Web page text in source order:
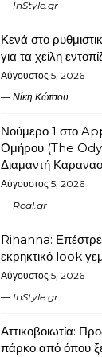
InStyle.gr
Κενά στο
για τα χείλη
Αύγουστος 5, 2026
Νίκη Κώτσου
Νούμερο 1 στο
Ομήρου (The
Διαμαντή
Αύγουστος 5, 2026
Real.gr
Rihanna:
εκρηκτικό look
Αύγουστος 5, 2026
InStyle.gr
Αττικοβοιωτία:
πάρκο από όπου